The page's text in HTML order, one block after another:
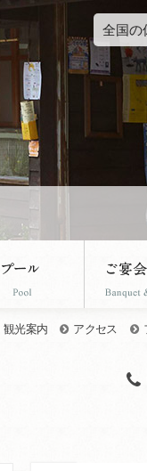
全国の
観光案内 アクセス